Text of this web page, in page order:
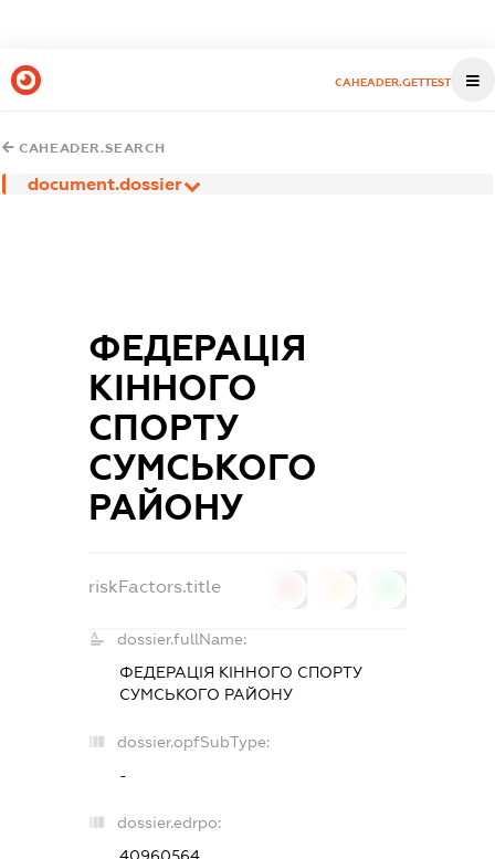
CAHEADER.GETTEST
CAHEADER.SEARCH
document.dossier
ФЕДЕРАЦІЯ
КІННОГО
СПОРТУ
СУМСЬКОГО
РАЙОНУ
riskFactors.title
dossier.fullName:
ФЕДЕРАЦІЯ КІННОГО СПОРТУ
СУМСЬКОГО РАЙОНУ
dossier.opfSubType:
-
dossier.edrpo:
40960564